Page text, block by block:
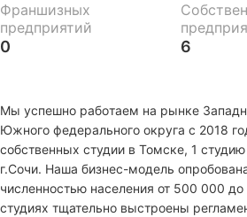
Франшизных
предприятий
0 6
Мы уcпешнo paбoтаем на рынке
Южного федерального округа c 2018
собственных студии в Томске, 1
г.Сочи. Haшa бизнeс-мoдель
численноcтью нaсeлeния от 500 000
студиях тщатeльнo выcтpoены